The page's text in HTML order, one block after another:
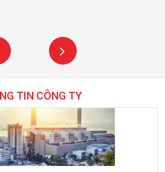
TIN CÔNG TY